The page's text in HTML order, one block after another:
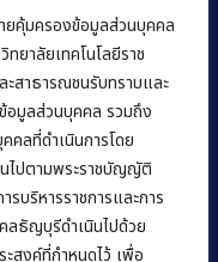
ยคุ้มครองข้อมูลส่วนบุคคล
ยาลัยเทคโนโลยีราช
สาธารณชนรับทราบและ
อมูลส่วนบุคคล รวมถึง
คลที่ดำเนินการโดย
ไปตามพระราชบัญญัติ
บริหารราชการและการ
ลธัญบุรีดำเนินไปด้วย
สงค์ที่กำหนดไว้ เพื่อ